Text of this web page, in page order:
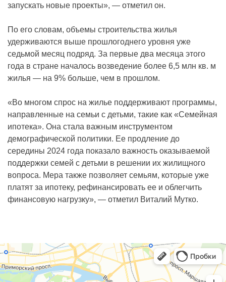
запускать новые проекты», — отметил он.
По его словам, объемы строительства жилья
удерживаются выше прошлогоднего уровня уже
седьмой месяц подряд. За первые два месяца этого
года в стране началось возведение более 6,5 млн кв. м
жилья — на 9% больше, чем в прошлом.
«Во многом спрос на жилье поддерживают программы,
направленные на семьи с детьми, такие как «Семейная
ипотека». Она стала важным инструментом
демографической политики. Ее продление до
середины 2024 года показало важность оказываемой
поддержки семей с детьми в решении их жилищного
вопроса. Мера также позволяет семьям, которые уже
платят за ипотеку, рефинансировать ее и облегчить
финансовую нагрузку», — отметил Виталий Мутко.